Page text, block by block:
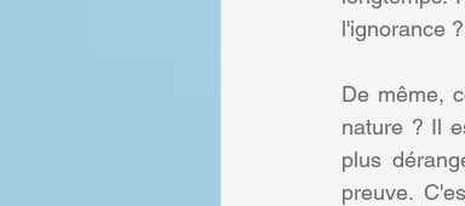
l'ignorance ?
De même,
nature ? Il
plus
preuve.